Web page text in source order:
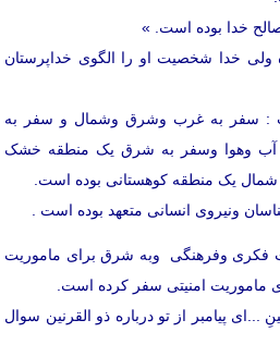
خدا بوده است. »
ولی خدا شخصیت او را الگوی خداپرستان
: سفر به غرب وشرق وشمال و سفر به
وهوا وسفر به شرق یک منطقه خشک
یک منطقه کوهستانی بوده است.
ونیروی انسانی متعهد بوده است .
فکری وفرهنگی وبه شرق برای ماموریت
ماموریت امنیتی سفر کرده است.
...ای پیامبر از تو درباره ذو القرنین سوال